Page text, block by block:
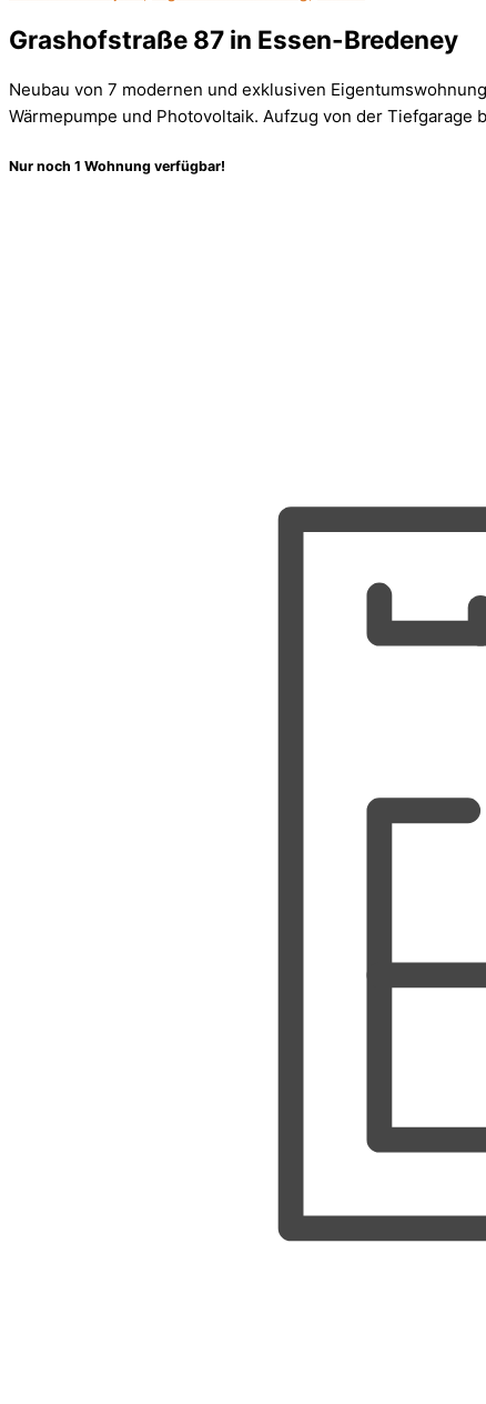
Grashofstraße 87 in Essen-Bredeney
Neubau von 7 modernen und exklusiven
Wärmepumpe und Photovoltaik. Aufzug von der Tiefgarage
Nur noch 1 Wohnung verfügbar!